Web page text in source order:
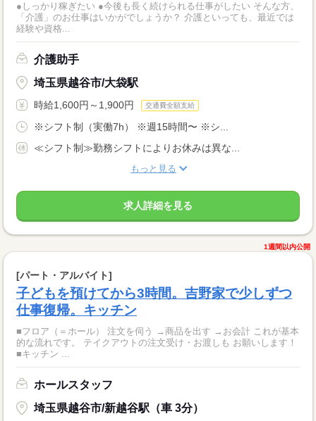
●しっかり稼ぎたい ●今後も長く続けられる仕事がしたい そんな方、
「介護」のお仕事はいかがでしょうか？ 介護といっても、最近では
経験や資格...
介護助手
埼玉県越谷市/大袋駅
時給1,600円～1,900円 交通費全額支給
※シフト制（実働7h） ※週15時間〜 ※シ...
≪シフト制≫勤務シフトによりお休みは異な...
もっと見る
求人詳細を見る
1週間以内公開
[パート・アルバイト]
子どもを預けてから3時間。吉野家で少しずつ
仕事復帰。キッチン
■フロア（＝ホール） 注文を伺う →商品を出す →お会計 これが基本
的な流れです。 テイクアウトの注文受け・お渡しも お願いします！
■キッチン ...
ホールスタッフ
埼玉県越谷市/新越谷駅（車 3分）